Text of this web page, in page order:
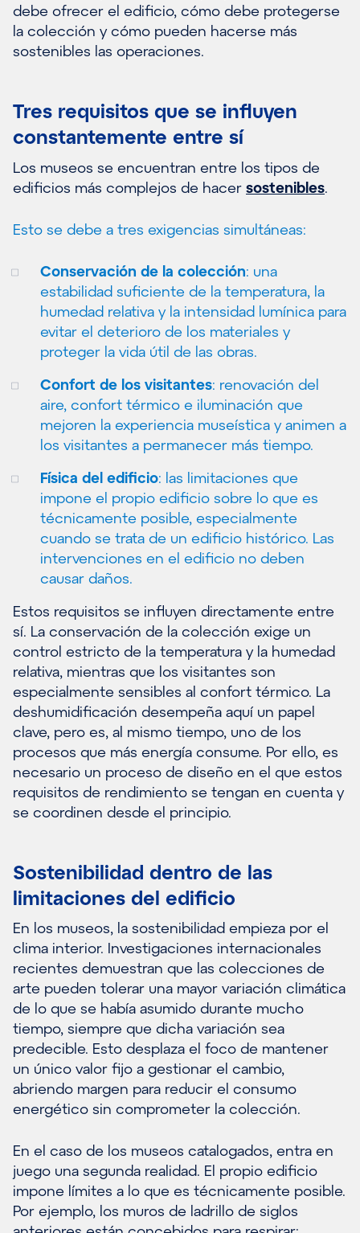
debe ofrecer el edificio, cómo debe protegerse
la colección y cómo pueden hacerse más
sostenibles las operaciones.
Tres requisitos que se influyen
constantemente entre sí
Los museos se encuentran entre los tipos de
edificios más complejos de hacer sostenibles.
Esto se debe a tres exigencias simultáneas:
Conservación de la colección: una
estabilidad suficiente de la temperatura, la
humedad relativa y la intensidad lumínica para
evitar el deterioro de los materiales y
proteger la vida útil de las obras.
Confort de los visitantes: renovación del
aire, confort térmico e iluminación que
mejoren la experiencia museística y animen a
los visitantes a permanecer más tiempo.
Física del edificio: las limitaciones que
impone el propio edificio sobre lo que es
técnicamente posible, especialmente
cuando se trata de un edificio histórico. Las
intervenciones en el edificio no deben
causar daños.
Estos requisitos se influyen directamente entre
sí. La conservación de la colección exige un
control estricto de la temperatura y la humedad
relativa, mientras que los visitantes son
especialmente sensibles al confort térmico. La
deshumidificación desempeña aquí un papel
clave, pero es, al mismo tiempo, uno de los
procesos que más energía consume. Por ello, es
necesario un proceso de diseño en el que estos
requisitos de rendimiento se tengan en cuenta y
se coordinen desde el principio.
Sostenibilidad dentro de las
limitaciones del edificio
En los museos, la sostenibilidad empieza por el
clima interior. Investigaciones internacionales
recientes demuestran que las colecciones de
arte pueden tolerar una mayor variación climática
de lo que se había asumido durante mucho
tiempo, siempre que dicha variación sea
predecible. Esto desplaza el foco de mantener
un único valor fijo a gestionar el cambio,
abriendo margen para reducir el consumo
energético sin comprometer la colección.
En el caso de los museos catalogados, entra en
juego una segunda realidad. El propio edificio
impone límites a lo que es técnicamente posible.
Por ejemplo, los muros de ladrillo de siglos